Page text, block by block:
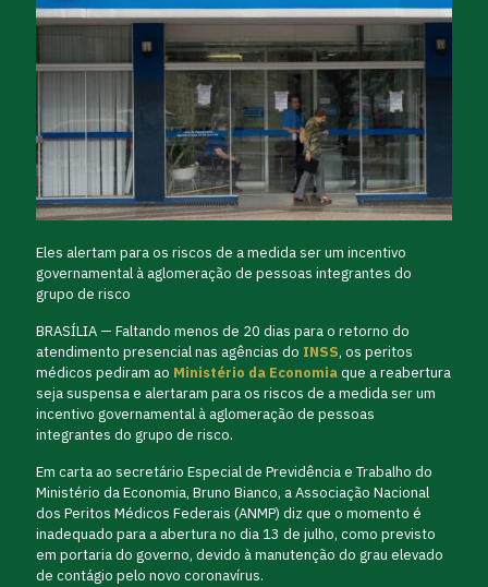
Eles alertam para os riscos de a medida ser um incentivo
governamental à aglomeração de pessoas integrantes do
grupo de risco
BRASÍLIA — Faltando menos de 20 dias para o retorno do
atendimento presencial nas agências do INSS, os peritos
médicos pediram ao Ministério da Economiaque a reabertura
seja suspensa e alertaram para os riscos de a medida ser um
incentivo governamental à aglomeração de pessoas
integrantes do grupo de risco.
Em carta ao secretário Especial de Previdência e Trabalho do
Ministério da Economia, Bruno Bianco, a Associação Nacional
dos Peritos Médicos Federais (ANMP) diz que o momento é
inadequado para a abertura no dia 13 de julho, como previsto
em portaria do governo, devido à manutenção do grau elevado
de contágio pelo novo coronavírus.